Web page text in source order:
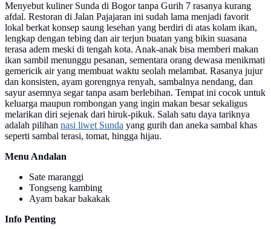
Menyebut kuliner Sunda di Bogor tanpa Gurih 7 rasanya kurang
afdal. Restoran di Jalan Pajajaran ini sudah lama menjadi favorit
lokal berkat konsep saung lesehan yang berdiri di atas kolam ikan,
lengkap dengan tebing dan air terjun buatan yang bikin suasana
terasa adem meski di tengah kota. Anak-anak bisa memberi makan
ikan sambil menunggu pesanan, sementara orang dewasa menikmati
gemericik air yang membuat waktu seolah melambat. Rasanya jujur
dan konsisten, ayam gorengnya renyah, sambalnya nendang, dan
sayur asemnya segar tanpa asam berlebihan. Tempat ini cocok untuk
keluarga maupun rombongan yang ingin makan besar sekaligus
melarikan diri sejenak dari hiruk-pikuk. Salah satu daya tariknya
adalah pilihan nasi liwet Sunda yang gurih dan aneka sambal khas
seperti sambal terasi, tomat, hingga hijau.
Menu Andalan
Sate maranggi
Tongseng kambing
Ayam bakar bakakak
Info Penting